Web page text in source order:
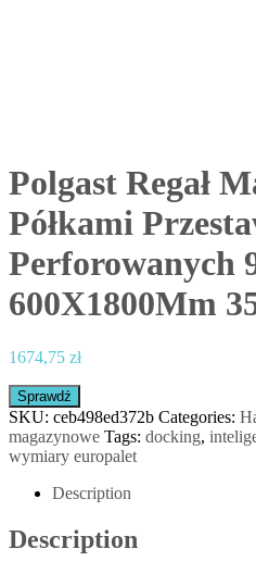
Polgast Regał
Półkami
Perforowanych
600X1800Mm
1674,75 zł
Sprawdź
SKU: ceb498ed372b Categories:
magazynowe Tags: docking,
wymiary europalet
Description
Description